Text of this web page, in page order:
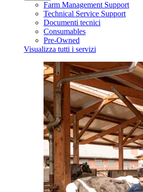
Farm Management Support
Technical Service Support
Documenti tecnici
Consumables
Pre-Owned
Visualizza tutti i servizi